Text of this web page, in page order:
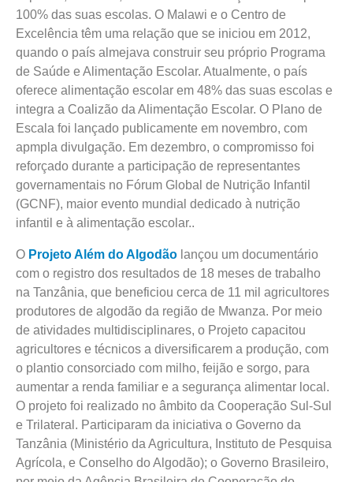
100% das suas escolas. O Malawi e o Centro de
Excelência têm uma relação que se iniciou em 2012,
quando o país almejava construir seu próprio Programa
de Saúde e Alimentação Escolar. Atualmente, o país
oferece alimentação escolar em 48% das suas escolas e
integra a Coalizão da Alimentação Escolar. O Plano de
Escala foi lançado publicamente em novembro, com
apmpla divulgação. Em dezembro, o compromisso foi
reforçado durante a participação de representantes
governamentais no Fórum Global de Nutrição Infantil
(GCNF), maior evento mundial dedicado à nutrição
infantil e à alimentação escolar..
O Projeto Além do Algodão lançou um documentário
com o registro dos resultados de 18 meses de trabalho
na Tanzânia, que beneficiou cerca de 11 mil agricultores
produtores de algodão da região de Mwanza. Por meio
de atividades multidisciplinares, o Projeto capacitou
agricultores e técnicos a diversificarem a produção, com
o plantio consorciado com milho, feijão e sorgo, para
aumentar a renda familiar e a segurança alimentar local.
O projeto foi realizado no âmbito da Cooperação Sul-Sul
e Trilateral. Participaram da iniciativa o Governo da
Tanzânia (Ministério da Agricultura, Instituto de Pesquisa
Agrícola, e Conselho do Algodão); o Governo Brasileiro,